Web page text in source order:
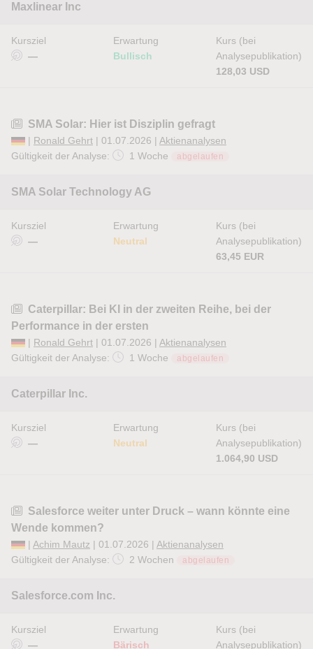
Maxlinear Inc
Kursziel
—
Erwartung
Bullisch
Kurs (bei
Analysepublikation)
128,03 USD
SMA Solar: Hier ist Disziplin gefragt
| Ronald Gehrt | 01.07.2026 | Aktienanalysen
Gültigkeit der Analyse:
1 Woche abgelaufen
SMA Solar Technology AG
Kursziel
—
Erwartung
Neutral
Kurs (bei
Analysepublikation)
63,45 EUR
Caterpillar: Bei KI in der zweiten Reihe, bei der
Performance in der ersten
| Ronald Gehrt | 01.07.2026 | Aktienanalysen
Gültigkeit der Analyse:
1 Woche abgelaufen
Caterpillar Inc.
Kursziel
—
Erwartung
Neutral
Kurs (bei
Analysepublikation)
1.064,90 USD
Salesforce weiter unter Druck – wann könnte eine
Wende kommen?
| Achim Mautz | 01.07.2026 | Aktienanalysen
Gültigkeit der Analyse:
2 Wochen abgelaufen
Salesforce.com Inc.
Kursziel
—
Erwartung
Bärisch
Kurs (bei
Analysepublikation)